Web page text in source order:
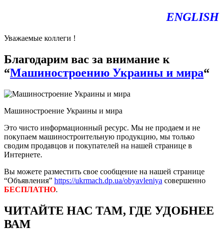
ENGLISH
Уважаемые коллеги !
Благодарим вас за внимание к
“Машиностроению Украины и мира“
Машиностроение Украины и мира
Это чисто информационный ресурс. Мы не продаем и не
покупаем машиностроительную продукцию, мы только
сводим продавцов и покупателей на нашей странице в
Интернете.
Вы можете разместить свое сообщение на нашей странице
“Объявления” https://ukrmach.dp.ua/obyavleniya совершенно
БЕСПЛАТНО.
ЧИТАЙТЕ НАС ТАМ, ГДЕ УДОБНЕЕ
ВАМ